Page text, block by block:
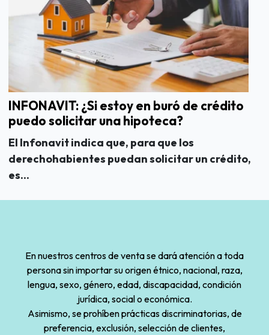
INFONAVIT: ¿Si estoy en buró de crédito
puedo solicitar una hipoteca?
El Infonavit indica que, para que los
derechohabientes puedan solicitar un crédito,
es...
En nuestros centros de venta se dará atención a toda
persona sin importar su origen étnico, nacional, raza,
lengua, sexo, género, edad, discapacidad, condición
jurídica, social o económica.
Asimismo, se prohíben prácticas discriminatorias, de
preferencia, exclusión, selección de clientes,